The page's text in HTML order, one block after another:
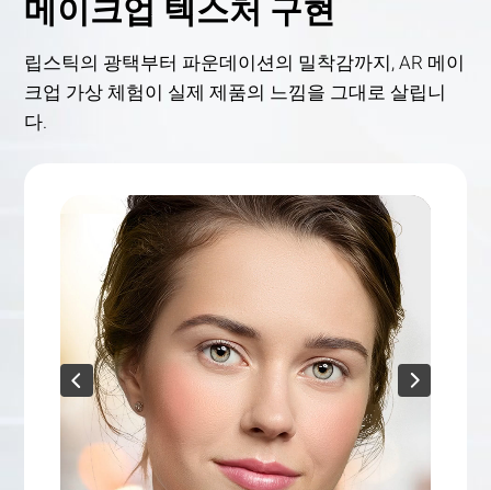
메이크업 텍스처 구현
립스틱의 광택부터 파운데이션의 밀착감까지, AR 메이
크업 가상 체험이 실제 제품의 느낌을 그대로 살립니
다.